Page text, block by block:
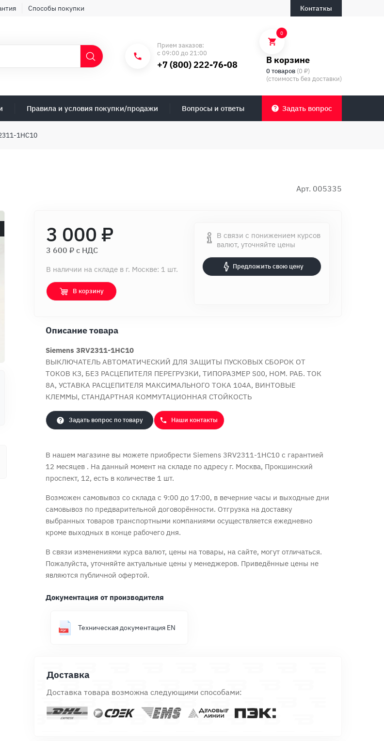
Способы покупки Контаткы
Прием заказов:
с 09:00 до 21:00
+7 (800) 222-76-08
0
В корзине
0 товаров (0 ₽)
(стоимость без доставки)
Правила и условия покупки/продажи Вопросы и ответы Задать вопрос
1HC10
Арт. 005335
3 000 ₽
3 600 ₽ c НДС
В наличии на складе в г. Москве: 1 шт.
В корзину
В связи с понижением курсов
валют, уточняйте цены
Предложить свою цену
Описание товара
Siemens 3RV2311-1HC10
ВЫКЛЮЧАТЕЛЬ АВТОМАТИЧЕСКИЙ ДЛЯ ЗАЩИТЫ ПУСКОВЫХ СБОРОК ОТ
ТОКОВ КЗ, БЕЗ РАСЦЕПИТЕЛЯ ПЕРЕГРУЗКИ, ТИПОРАЗМЕР S00, НОМ. РАБ. ТОК
8A, УСТАВКА РАСЦЕПИТЕЛЯ МАКСИМАЛЬНОГО ТОКА 104A, ВИНТОВЫЕ
КЛЕММЫ, СТАНДАРТНАЯ КОММУТАЦИОННАЯ СТОЙКОСТЬ
Задать вопрос по товару Наши контакты
В нашем магазине вы можете приобрести Siemens 3RV2311-1HC10 с гарантией
12 месяцев . На данный момент на складе по адресу г. Москва, Прокшинский
проспект, 12, есть в количестве 1 шт.
Возможен самовывоз со склада с 9:00 до 17:00, в вечерние часы и выходные дни
самовывоз по предварительной договорённости. Отгрузка на доставку
выбранных товаров транспортными компаниями осуществляется ежедневно
кроме выходных в конце рабочего дня.
В связи изменениями курса валют, цены на товары, на сайте, могут отличаться.
Пожалуйста, уточняйте актуальные цены у менеджеров. Приведённые цены не
являются публичной офертой.
Документация от производителя
Техническая документация EN
Доставка
Доставка товара возможна следующими способами:
Оформить заказ